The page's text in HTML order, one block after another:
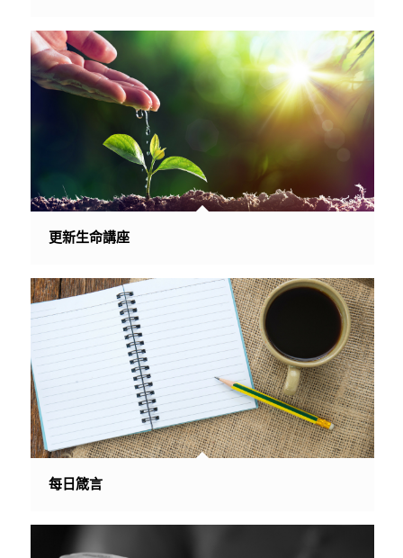
更新生命講座
每日箴言